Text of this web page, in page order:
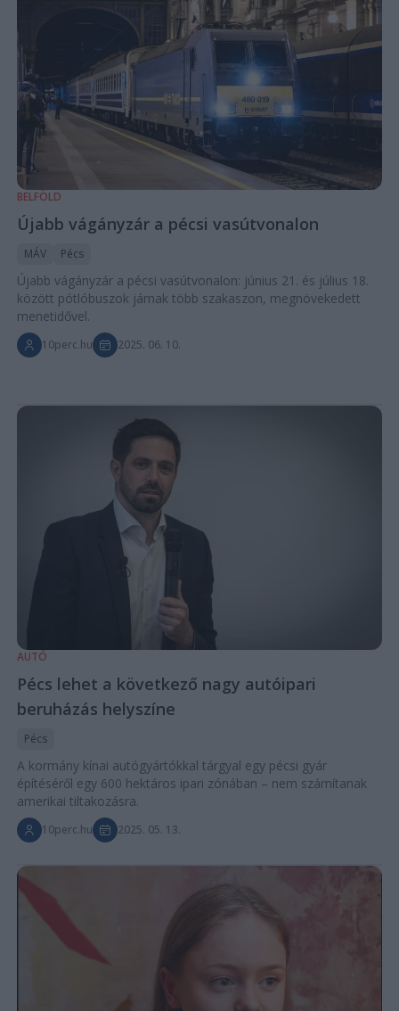
BELFÖLD
Újabb vágányzár a pécsi vasútvonalon
MÁV Pécs
Újabb vágányzár a pécsi vasútvonalon: június 21. és július 18.
között pótlóbuszok járnak több szakaszon, megnövekedett
menetidővel.
10perc.hu 2025. 06. 10.
AUTÓ
Pécs lehet a következő nagy autóipari
beruházás helyszíne
Pécs
A kormány kínai autógyártókkal tárgyal egy pécsi gyár
építéséről egy 600 hektáros ipari zónában – nem számítanak
amerikai tiltakozásra.
10perc.hu 2025. 05. 13.